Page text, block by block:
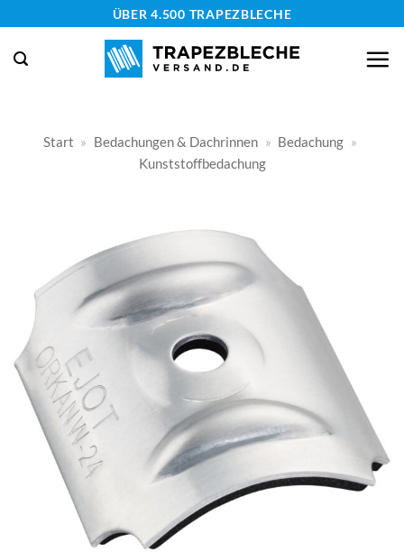
springen
ÜBER 4.500 TRAPEZBLECHE
Start » Bedachungen & Dachrinnen » Bedachung »
Kunststoffbedachung